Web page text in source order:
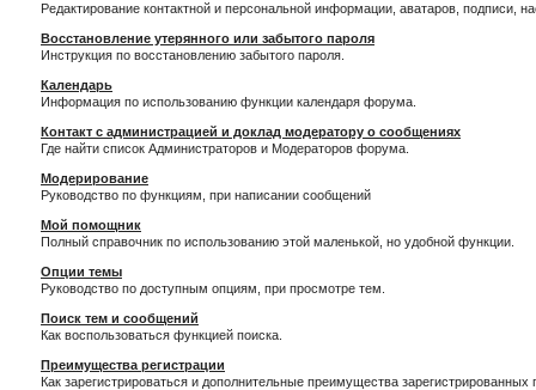
Редактирование контактной и персональной информации, аватаров,
Восстановление утерянного или забытого пароля
Инструкция по восстановлению забытого пароля.
Календарь
Информация по использованию функции календаря форума.
Контакт с администрацией и доклад модератору о сообщениях
Где найти список Администраторов и Модераторов форума.
Модерирование
Руководство по функциям, при написании сообщений
Мой помощник
Полный справочник по использованию этой маленькой, но удобной функции.
Опции темы
Руководство по доступным опциям, при просмотре тем.
Поиск тем и сообщений
Как воспользоваться функцией поиска.
Преимущества регистрации
Как зарегистрироваться и дополнительные преимущества зарегистрированных